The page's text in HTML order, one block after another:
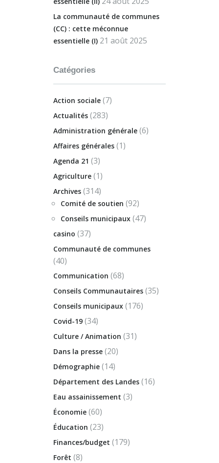
La communauté de communes
(CC) : cette méconnue
essentielle (I) 21 août 2025
Catégories
Action sociale (7)
Actualités (283)
Administration générale (6)
Affaires générales (1)
Agenda 21 (3)
Agriculture (1)
Archives (314)
Comité de soutien (92)
Conseils municipaux (47)
casino (37)
Communauté de communes
(40)
Communication (68)
Conseils Communautaires (35)
Conseils municipaux (176)
Covid-19 (34)
Culture / Animation (31)
Dans la presse (20)
Démographie (14)
Département des Landes (16)
Eau assainissement (3)
Économie (60)
Éducation (23)
Finances/budget (179)
Forêt (8)